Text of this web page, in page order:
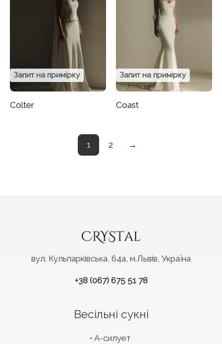
Запит на примірку
Colter
Запит на примірку
Coast
1 2 →
вул. Кульпарківська, 64а, м.Львів, Україна
+38 (067) 675 51 78
Весільні сукні
А-силует